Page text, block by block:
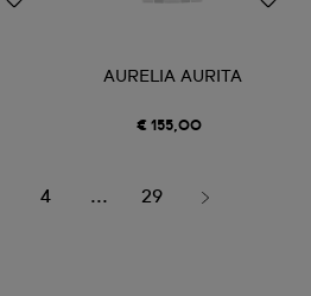
AURELIA AURITA
€ 155,00
4 ... 29